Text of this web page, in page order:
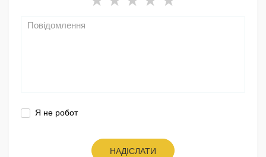
Я не робот
НАДІСЛАТИ